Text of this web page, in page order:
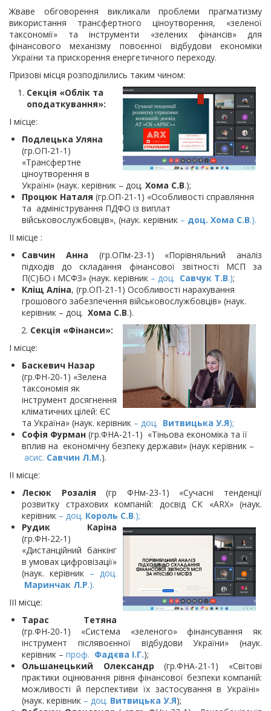
Жваве обговорення викликали проблеми прагматизму
використання трансфертного ціноутворення, «зеленої
таксономії» та інструменти «зелених фінансів» для
фінансового механізму повоєнної відбудови економіки
України та прискорення енергетичного переходу.
Призові місця розподілились таким чином:
Секція «Облік та
оподаткування»:
І місце:
Подлецька Уляна
(гр.ОП-21-1)
«Трансфертне
ціноутворення в
Україні» (наук. керівник – доц. Хома С.В.);
Процюк Наталя (гр.ОП-21-1) «Особливості справляння
та адміністрування ПДФО із виплат
військовослужбовців», (наук. керівник – доц. Хома С.В.).
ІІ місце :
Савчин Анна (гр.ОПм-23-1) «Порівняльний аналіз
підходів до складання фінансової звітності МСП за
П(С)БО і МСФЗ» (наук. керівник – доц. Савчук Т.В.);
Кліщ Аліна, (гр.ОП-21-1) Особливості нарахування
грошового забезпечення військовослужбовців» (наук.
керівник – доц. Хома С.В.).
2. Секція «Фінанси»:
І місце:
Баскевич Назар
(гр.ФН-20-1) «Зелена
таксономія як
інструмент досягнення
кліматичних цілей: ЄС
та Україна» (наук. керівник – доц. Витвицька У.Я);
Софія Фурман (гр.ФНА-21-1) «Тіньова економіка та її
вплив на економічну безпеку держави» (наук керівник –
асис. Савчин Л.М.).
ІІ місце:
Лесюк Розалія (гр ФНм-23-1) «Сучасні тенденції
розвитку страхових компаній: досвід СК «ARX» (наук.
керівник – доц. Король С.В.);
Рудик Каріна
(гр.ФН-22-1)
«Дистанційний банкінг
в умовах цифровізації»
(наук. керівник – доц.
Маринчак Л.Р.).
ІІІ місце:
Тарас Тетяна
(гр.ФН-20-1) «Система «зеленого» фінансування як
інструмент післявоєнної відбудови України» (наук.
керівник – проф. Фадєва І.Г.);
Ольшанецький Олександр (гр.ФНА-21-1) «Світові
практики оцінювання рівня фінансової безпеки компаній:
можливості й перспективи їх застосування в Україні»
(наук. керівник – доц. Витвицька У.Я);